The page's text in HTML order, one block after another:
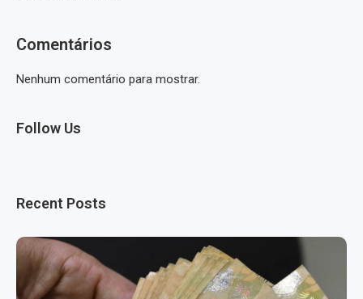
Comentários
Nenhum comentário para mostrar.
Follow Us
Recent Posts